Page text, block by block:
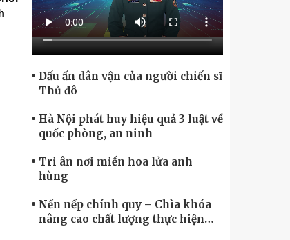
phủ điện tử, Chuyển đổi số
Dấu ấn dân vận của người chiến sĩ
Thủ đô
Hà Nội phát huy hiệu quả 3 luật về
quốc phòng, an ninh
Tri ân nơi miền hoa lửa anh
hùng
Nền nếp chính quy – Chìa khóa
nâng cao chất lượng thực hiện